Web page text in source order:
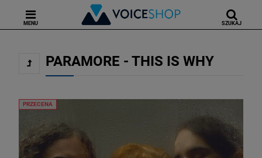
MENU SZUKAJ
PARAMORE - THIS IS WHY
PRZECENA